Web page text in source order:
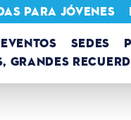
EVENTOS SEDES
GRANDES
PARA JÓVENES